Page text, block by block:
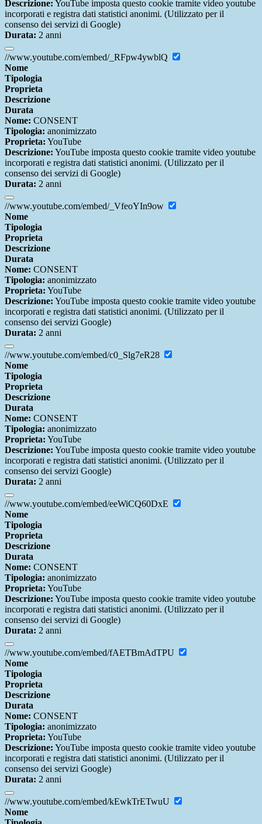
Descrizione: YouTube imposta questo cookie tramite video youtube
incorporati e registra dati statistici anonimi. (Utilizzato per il
consenso dei servizi di Google)
Durata: 2 anni
//www.youtube.com/embed/_RFpw4ywblQ
Nome
Tipologia
Proprieta
Descrizione
Durata
Nome: CONSENT
Tipologia: anonimizzato
Proprieta: YouTube
Descrizione: YouTube imposta questo cookie tramite video youtube
incorporati e registra dati statistici anonimi. (Utilizzato per il
consenso dei servizi di Google)
Durata: 2 anni
//www.youtube.com/embed/_VfeoYIn9ow
Nome
Tipologia
Proprieta
Descrizione
Durata
Nome: CONSENT
Tipologia: anonimizzato
Proprieta: YouTube
Descrizione: YouTube imposta questo cookie tramite video youtube
incorporati e registra dati statistici anonimi. (Utilizzato per il
consenso dei servizi Google)
Durata: 2 anni
//www.youtube.com/embed/c0_Slg7eR28
Nome
Tipologia
Proprieta
Descrizione
Durata
Nome: CONSENT
Tipologia: anonimizzato
Proprieta: YouTube
Descrizione: YouTube imposta questo cookie tramite video youtube
incorporati e registra dati statistici anonimi. (Utilizzato per il
consenso dei servizi Google)
Durata: 2 anni
//www.youtube.com/embed/eeWiCQ60DxE
Nome
Tipologia
Proprieta
Descrizione
Durata
Nome: CONSENT
Tipologia: anonimizzato
Proprieta: YouTube
Descrizione: YouTube imposta questo cookie tramite video youtube
incorporati e registra dati statistici anonimi. (Utilizzato per il
consenso dei servizi di Google)
Durata: 2 anni
//www.youtube.com/embed/fAETBmAdTPU
Nome
Tipologia
Proprieta
Descrizione
Durata
Nome: CONSENT
Tipologia: anonimizzato
Proprieta: YouTube
Descrizione: YouTube imposta questo cookie tramite video youtube
incorporati e registra dati statistici anonimi. (Utilizzato per il
consenso dei servizi Google)
Durata: 2 anni
//www.youtube.com/embed/kEwkTrETwuU
Nome